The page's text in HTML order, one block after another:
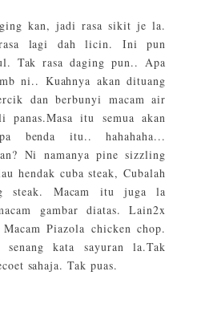
kan, jadi rasa sikit je la.
lagi dah licin. Ini pun
Tak rasa daging pun.. Apa
ni.. Kuahnya akan dituang
dan berbunyi macam air
panas.Masa itu semua akan
benda itu.. hahahaha...
Ni namanya pine sizzling
hendak cuba steak, Cubalah
steak. Macam itu juga la
gambar diatas. Lain2x
Piazola chicken chop.
senang kata sayuran la.Tak
sahaja. Tak puas.